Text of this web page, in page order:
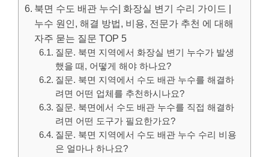
북면 수도 배관 누수| 화장실 변기 수리 가이드 |
누수 원인, 해결 방법, 비용, 전문가 추천 에 대해
자주 묻는 질문 TOP 5
질문. 북면 지역에서 화장실 변기 누수가 발생
했을 때, 어떻게 해야 하나요?
질문. 북면 지역에서 수도 배관 누수를 해결하
려면 어떤 업체를 추천하시나요?
질문. 북면에서 수도 배관 누수를 직접 해결하
려면 어떤 도구가 필요한가요?
질문. 북면 지역에서 수도 배관 누수 수리 비용
은 얼마나 하나요?